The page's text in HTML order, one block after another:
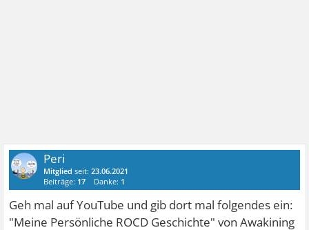
Peri
Mitglied seit:23.06.2021
Beiträge: 17 Danke: 1
Geh mal auf YouTube und gib dort mal folgendes ein:
"Meine Persönliche ROCD Geschichte" von Awakining